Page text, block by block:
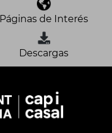
Páginas de Interés
Descargas